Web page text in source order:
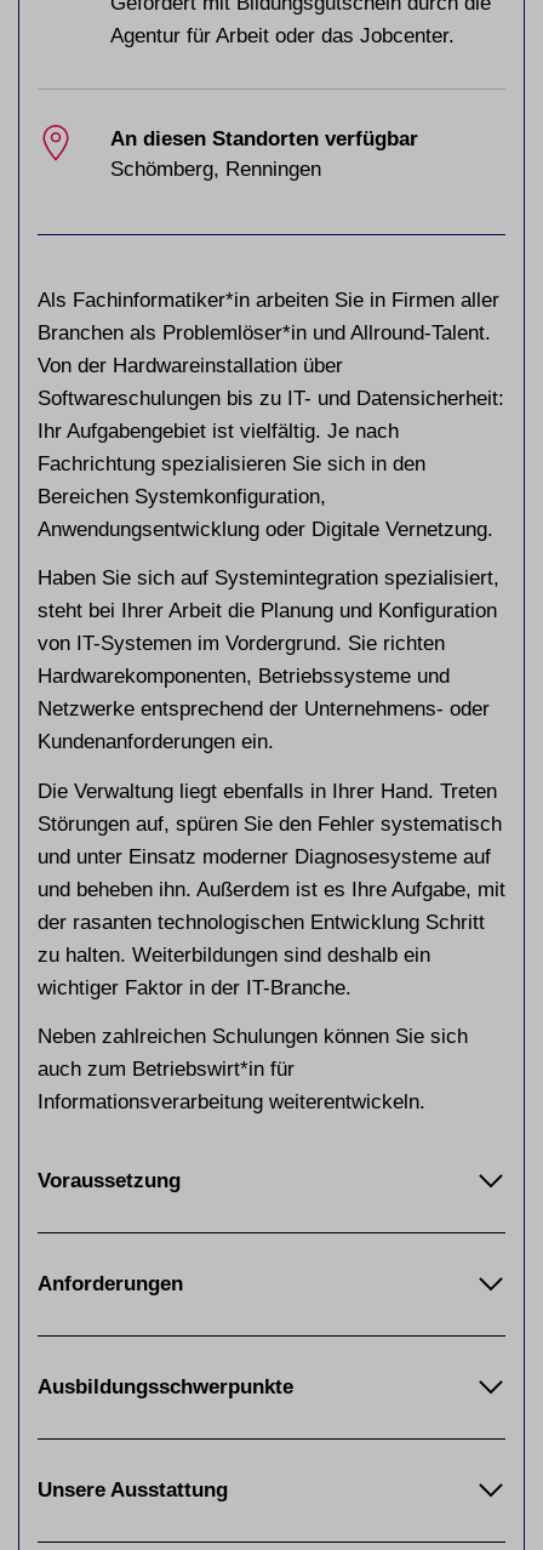
Agentur für Arbeit oder das Jobcenter.
An diesen Standorten verfügbar
Schömberg, Renningen
Als Fachinformatiker*in arbeiten Sie in Firmen aller
Branchen als Problemlöser*in und Allround-Talent.
Von der Hardwareinstallation über
Softwareschulungen bis zu IT- und Datensicherheit:
Ihr Aufgabengebiet ist vielfältig. Je nach
Fachrichtung spezialisieren Sie sich in den
Bereichen Systemkonfiguration,
Anwendungsentwicklung oder Digitale Vernetzung.
Haben Sie sich auf Systemintegration spezialisiert,
steht bei Ihrer Arbeit die Planung und Konfiguration
von IT-Systemen im Vordergrund. Sie richten
Hardwarekomponenten, Betriebssysteme und
Netzwerke entsprechend der Unternehmens- oder
Kundenanforderungen ein.
Die Verwaltung liegt ebenfalls in Ihrer Hand. Treten
Störungen auf, spüren Sie den Fehler systematisch
und unter Einsatz moderner Diagnosesysteme auf
und beheben ihn. Außerdem ist es Ihre Aufgabe, mit
der rasanten technologischen Entwicklung Schritt
zu halten. Weiterbildungen sind deshalb ein
wichtiger Faktor in der IT-Branche.
Neben zahlreichen Schulungen können Sie sich
auch zum Betriebswirt*in für
Informationsverarbeitung weiterentwickeln.
Voraussetzung
Anforderungen
Ausbildungsschwerpunkte
Unsere Ausstattung